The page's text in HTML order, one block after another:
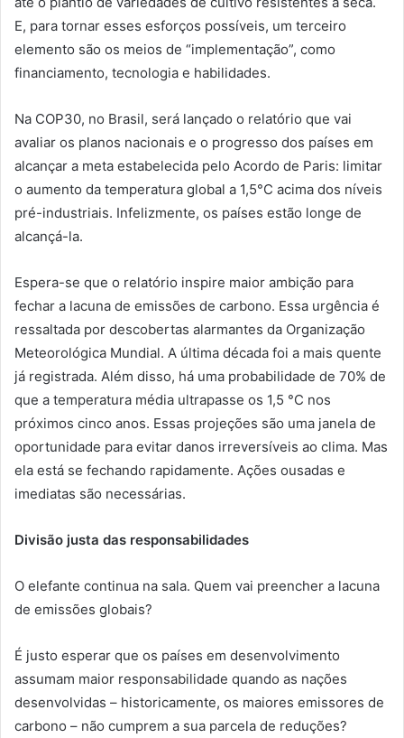
E, para tornar esses esforços possíveis, um terceiro
elemento são os meios de “implementação”, como
financiamento, tecnologia e habilidades.
Na COP30, no Brasil, será lançado o relatório que vai
avaliar os planos nacionais e o progresso dos países em
alcançar a meta estabelecida pelo Acordo de Paris: limitar
o aumento da temperatura global a 1,5°C acima dos níveis
pré-industriais. Infelizmente, os países estão longe de
alcançá-la.
Espera-se que o relatório inspire maior ambição para
fechar a lacuna de emissões de carbono. Essa urgência é
ressaltada por descobertas alarmantes da Organização
Meteorológica Mundial. A última década foi a mais quente
já registrada. Além disso, há uma probabilidade de 70% de
que a temperatura média ultrapasse os 1,5 °C nos
próximos cinco anos. Essas projeções são uma janela de
oportunidade para evitar danos irreversíveis ao clima. Mas
ela está se fechando rapidamente. Ações ousadas e
imediatas são necessárias.
Divisão justa das responsabilidades
O elefante continua na sala. Quem vai preencher a lacuna
de emissões globais?
É justo esperar que os países em desenvolvimento
assumam maior responsabilidade quando as nações
desenvolvidas – historicamente, os maiores emissores de
carbono – não cumprem a sua parcela de reduções?